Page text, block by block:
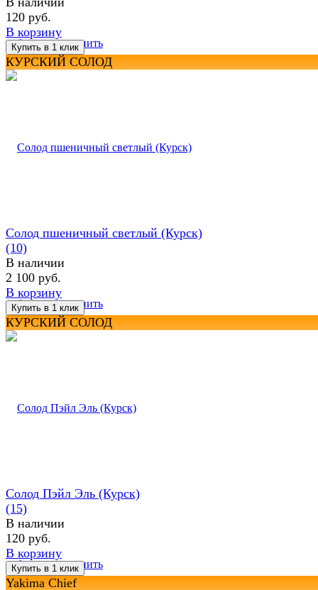
избранное сравнить
120 руб.
В корзину
КУРСКИЙ СОЛОД
избранное сравнить
Солод пшеничный светлый (Курск)
(10)
В наличии
2 100 руб.
В корзину
КУРСКИЙ СОЛОД
избранное сравнить
Солод Пэйл Эль (Курск)
(15)
В наличии
120 руб.
В корзину
Yakima Chief